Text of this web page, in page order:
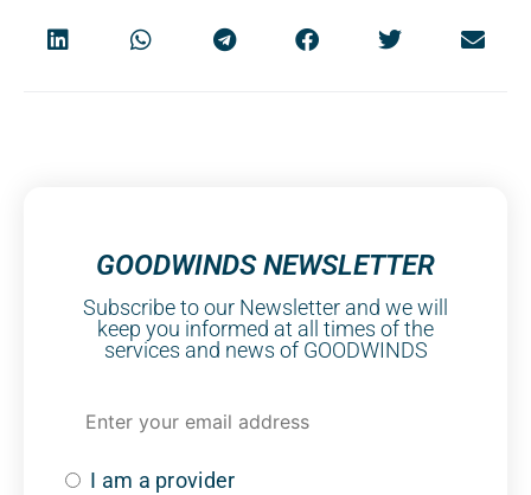
GOODWINDS NEWSLETTER
Subscribe to our Newsletter and we will
keep you informed at all times of the
services and news of GOODWINDS
I am a provider